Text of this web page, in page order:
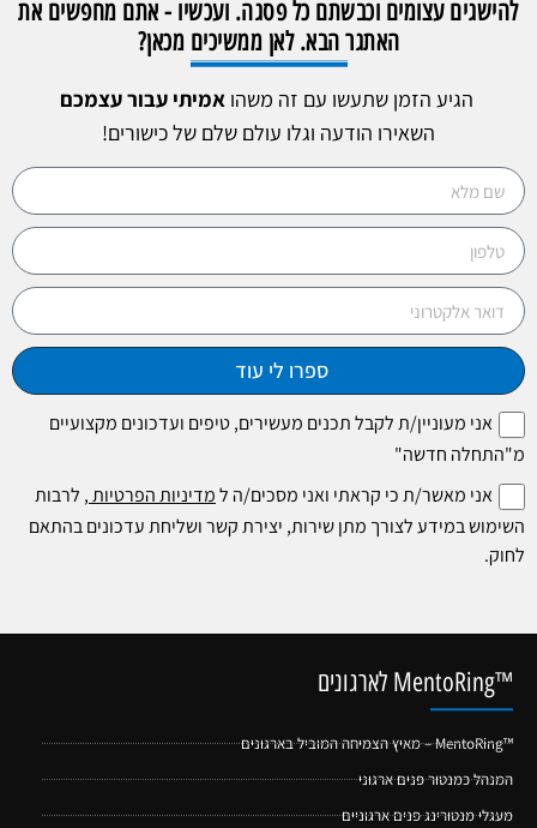
להישגים עצומים וכבשתם כל פסגה. ועכשיו - אתם מחפשים את
האתגר הבא. לאן ממשיכים מכאן?
הגיע הזמן שתעשו עם זה משהואמיתי עבור עצמכם
השאירו הודעה וגלו עולם שלם של כישורים!
אני מעוניין/ת לקבל תכנים מעשירים, טיפים ועדכונים מקצועיים
מ"התחלה חדשה"
אני מאשר/ת כי קראתי ואני מסכים/ה למדיניות הפרטיות, לרבות
השימוש במידע לצורך מתן שירות, יצירת קשר ושליחת עדכונים בהתאם
לחוק.
ספרו לי עוד
™MentoRing לארגונים
™MentoRing – מאיץ הצמיחה המוביל בארגונים
המנהל כמנטור פנים ארגוני
מעגלי מנטורינג פנים ארגוניים